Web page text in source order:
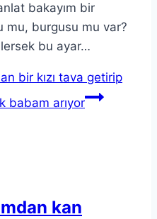
bakayım bir
mu, burgusu mu var?
bu ayar…
bir kızı tava getirip
babam arıyor
kan